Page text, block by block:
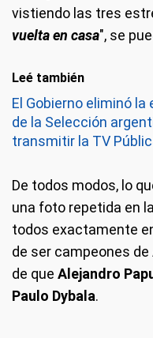
vistiendo las tres
vuelta en casa", se
Leé también
El Gobierno eliminó
de la Selección
transmitir la TV
De todos modos, lo
una foto repetida en
todos exactamente
de ser campeones
de que Alejandro
Paulo Dybala.